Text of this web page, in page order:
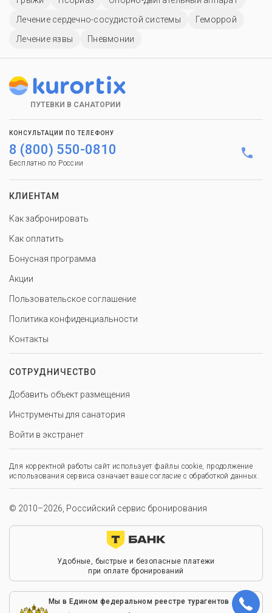
Лечение сердечно-сосудистой системы
Геморрой
Лечение язвы
Пневмонии
ПУТЕВКИ В САНАТОРИИ
КОНСУЛЬТАЦИИ ПО ТЕЛЕФОНУ
8 (800) 550-0810
Бесплатно по России
КЛИЕНТАМ
Как забронировать
Как оплатить
Бонусная программа
Акции
Пользовательское соглашение
Политика конфиденциальности
Контакты
СОТРУДНИЧЕСТВО
Добавить объект размещения
Инструменты для санатория
Войти в экстранет
Для корректной работы сайт использует файлы cookie, продолжение
использования сервиса означает ваше согласие с обработкой данных.
© 2010–2026, Российский сервис бронирования
Удобные, быстрые и безопасные платежи
при оплате бронирований
Мы в Едином федеральном реестре турагентов